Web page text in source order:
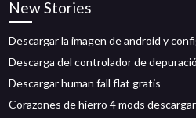
New Stories
Descargar la imagen de android y
Descarga del controlador de
Descargar human fall flat gratis
Corazones de hierro 4 mods